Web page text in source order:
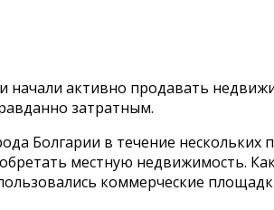
начали активно продавать
затратным.
Болгарии в течение нескольких
местную недвижимость.
коммерческие